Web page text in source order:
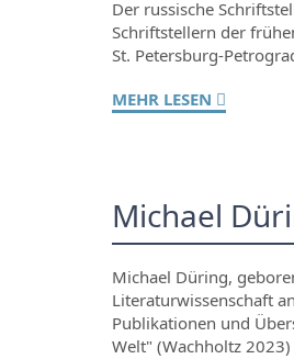
Der russische
Schriftstellern der
St. Petersburg-
MEHR LESEN
Michael
Michael Düring,
Literaturwissenschaft
Publikationen und
Welt" (Wachholtz